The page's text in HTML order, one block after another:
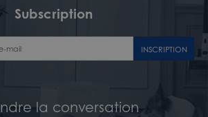
Subscription
INSCRIPTION
la conversation